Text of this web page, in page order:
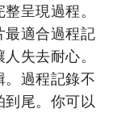
呈現過程。
最適合過程記
失去耐心。
過程記錄不
尾。你可以